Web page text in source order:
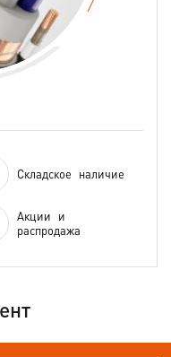
Складское наличие
Акции и
распродажа